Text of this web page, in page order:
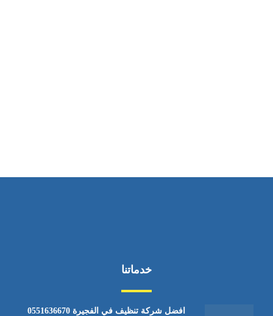
خدماتنا
افضل شركة تنظيف في الفجيرة 0551636670